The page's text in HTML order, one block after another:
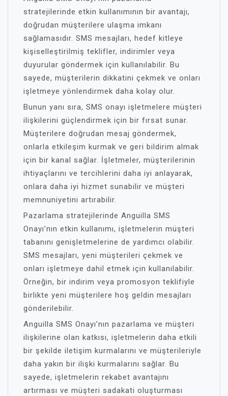
stratejilerinde etkin kullanımının bir avantajı,
doğrudan müşterilere ulaşma imkanı
sağlamasıdır. SMS mesajları, hedef kitleye
kişiselleştirilmiş teklifler, indirimler veya
duyurular göndermek için kullanılabilir. Bu
sayede, müşterilerin dikkatini çekmek ve onları
işletmeye yönlendirmek daha kolay olur.
Bunun yanı sıra, SMS onayı işletmelere müşteri
ilişkilerini güçlendirmek için bir fırsat sunar.
Müşterilere doğrudan mesaj göndermek,
onlarla etkileşim kurmak ve geri bildirim almak
için bir kanal sağlar. İşletmeler, müşterilerinin
ihtiyaçlarını ve tercihlerini daha iyi anlayarak,
onlara daha iyi hizmet sunabilir ve müşteri
memnuniyetini artırabilir.
Pazarlama stratejilerinde Anguilla SMS
Onayı’nın etkin kullanımı, işletmelerin müşteri
tabanını genişletmelerine de yardımcı olabilir.
SMS mesajları, yeni müşterileri çekmek ve
onları işletmeye dahil etmek için kullanılabilir.
Örneğin, bir indirim veya promosyon teklifiyle
birlikte yeni müşterilere hoş geldin mesajları
gönderilebilir.
Anguilla SMS Onayı’nın pazarlama ve müşteri
ilişkilerine olan katkısı, işletmelerin daha etkili
bir şekilde iletişim kurmalarını ve müşterileriyle
daha yakın bir ilişki kurmalarını sağlar. Bu
sayede, işletmelerin rekabet avantajını
artırması ve müşteri sadakati oluşturması